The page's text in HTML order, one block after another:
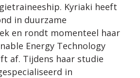
Kyriaki heeft
in duurzame
en rondt momenteel haar
Energy Technology
af. Tijdens haar studie
in